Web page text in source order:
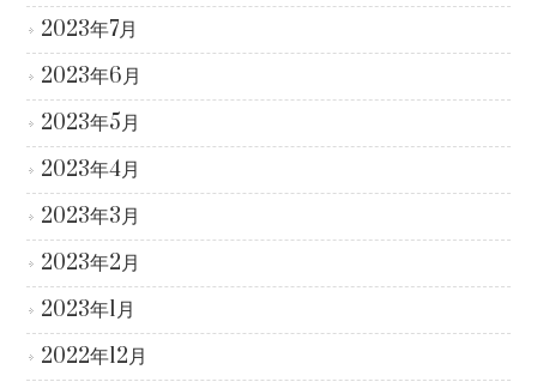
2023年7月
2023年6月
2023年5月
2023年4月
2023年3月
2023年2月
2023年1月
2022年12月